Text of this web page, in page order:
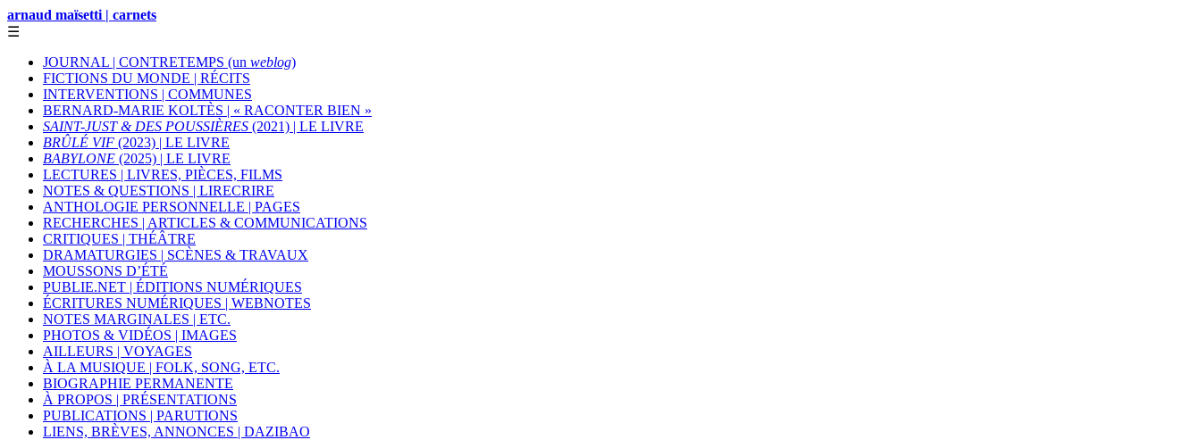
arnaud maïsetti | carnets
☰
JOURNAL | CONTRETEMPS (un weblog)
FICTIONS DU MONDE | RÉCITS
INTERVENTIONS | COMMUNES
BERNARD-MARIE KOLTÈS | « RACONTER BIEN »
SAINT-JUST & DES POUSSIÈRES (2021) | LE LIVRE
BRÛLÉ VIF (2023) | LE LIVRE
BABYLONE (2025) | LE LIVRE
LECTURES | LIVRES, PIÈCES, FILMS
NOTES & QUESTIONS | LIRECRIRE
ANTHOLOGIE PERSONNELLE | PAGES
RECHERCHES | ARTICLES & COMMUNICATIONS
CRITIQUES | THÉÂTRE
DRAMATURGIES | SCÈNES & TRAVAUX
MOUSSONS D’ÉTÉ
PUBLIE.NET | ÉDITIONS NUMÉRIQUES
ÉCRITURES NUMÉRIQUES | WEBNOTES
NOTES MARGINALES | ETC.
PHOTOS & VIDÉOS | IMAGES
AILLEURS | VOYAGES
À LA MUSIQUE | FOLK, SONG, ETC.
BIOGRAPHIE PERMANENTE
À PROPOS | PRÉSENTATIONS
PUBLICATIONS | PARUTIONS
LIENS, BRÈVES, ANNONCES | DAZIBAO